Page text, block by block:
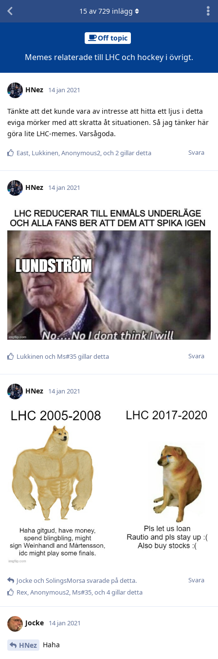
Off topic
Memes relaterade till LHC och hockey i övrigt.
15av 729inlägg
HNez 14 jan 2021
Tänkte att det kunde vara av intresse att hitta ett ljus i detta
eviga mörker med att skratta åt situationen. Så jag tänker här
göra lite LHC-memes. Varsågoda.
Svara
East, Lukkinen,Anonymous2, och 2gillar detta
HNez 14 jan 2021
Svara
Lukkinen och Ms#35gillar detta
HNez 14 jan 2021
Svara
Jockeoch SolingsMorsasvarade på detta.
Rex Anonymous2 Ms#35 , och 4gillar detta
Jocke 14 jan 2021
HNez Haha